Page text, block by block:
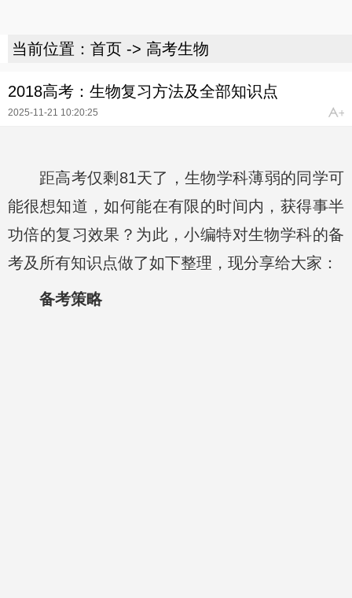
当前位置： 首页 -> 高考生物
2018高考：生物复习方法及全部知识点
2025-11-21 10:20:25
距高考仅剩81天了，生物学科薄弱的同学可
能很想知道，如何能在有限的时间内，获得事半
功倍的复习效果？为此，小编特对生物学科的备
考及所有知识点做了如下整理，现分享给大家：
备考策略